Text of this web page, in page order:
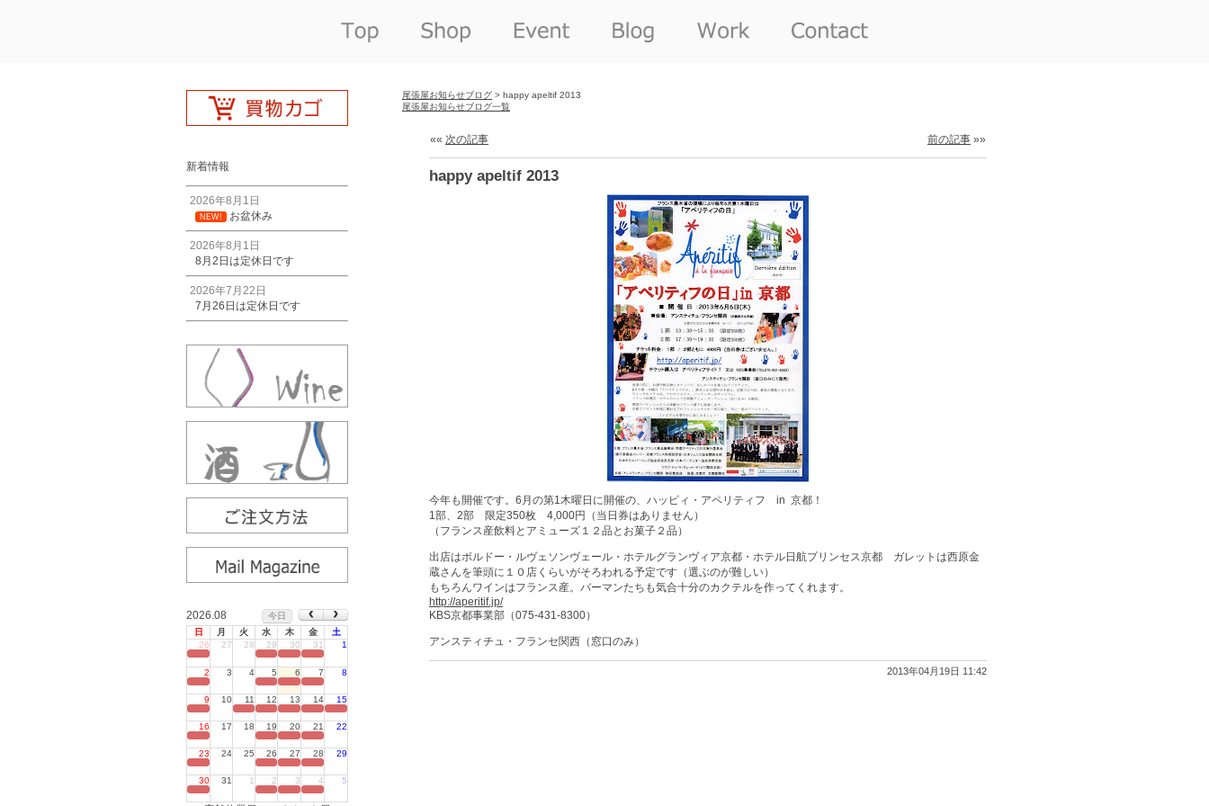
新着情報
2026年8月1日
NEW! お盆休み
2026年8月1日
8月2日は定休日です
2026年7月22日
7月26日は定休日です
2026.08
今日
日
月 火 水 木 金
土
26
27 28 29 30 31 1
2 3 4 5 6 7 8
9 10 11 12 13 14 15
16 17 18 19 20 21 22
23 24 25 26 27 28 29
30 31 1 2 3 4 5
尾張屋お知らせブログ > happy apeltif 2013
尾張屋お知らせブログ一覧
«« 次の記事 前の記事 »»
happy apeltif 2013
今年も開催です。6月の第1木曜日に開催の、ハッピィ・アペリティフ in 京都！
1部、2部 限定350枚 4,000円（当日券はありません）
（フランス産飲料とアミューズ１２品とお菓子２品）
出店はボルドー・ルヴェソンヴェール・ホテルグランヴィア京都・ホテル日航プリンセス京都 ガレットは西原金
蔵さんを筆頭に１０店くらいがそろわれる予定です（選ぶのが難しい）
もちろんワインはフランス産。バーマンたちも気合十分のカクテルを作ってくれます。
http://aperitif.jp/
KBS京都事業部（075-431-8300）
アンスティチュ・フランセ関西（窓口のみ）
2013年04月19日 11:42